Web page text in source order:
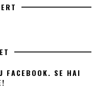
FACEBOOK. SE HAI